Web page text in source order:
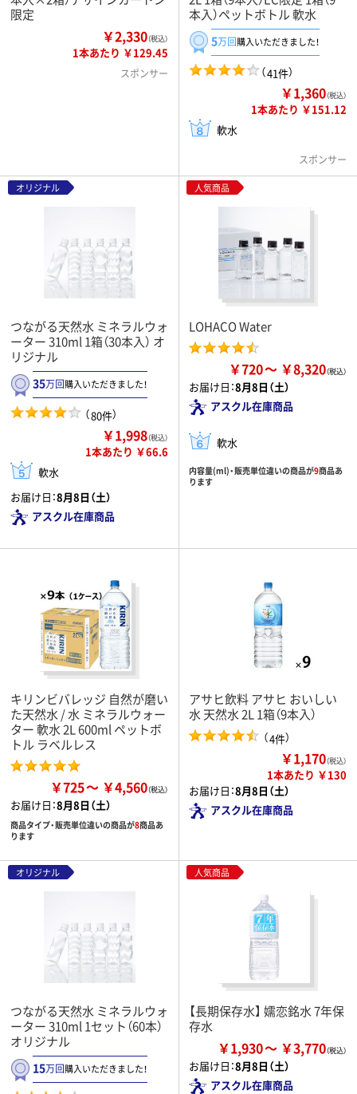
限定
￥2,330（税込）
1本あたり ￥129.45
スポンサー
本入）ペットボトル 軟水
5万回購入いただきました！
（41件）
￥1,360（税込）
1本あたり ￥151.12
軟水
スポンサー
オリジナル
つながる天然水 ミネラルウォ
ーター 310ml 1箱（30本入） オ
リジナル
35万回購入いただきました！
（80件）
￥1,998（税込）
1本あたり ￥66.6
軟水
お届け日：8月8日（土）
アスクル在庫商品
人気商品
LOHACO Water
￥720 ￥8,320
お届け日：8月8日（土）
アスクル在庫商品
軟水
内容量(ml)・販売単位違いの商品が9商品あ
ります
キリンビバレッジ 自然が磨い
た天然水 / 水 ミネラルウォー
ター 軟水 2L 600ml ペットボ
トル ラベルレス
￥725 ￥4,560
お届け日：8月8日（土）
商品タイプ・販売単位違いの商品が8商品あ
ります
アサヒ飲料 アサヒ おいしい
水 天然水 2L 1箱（9本入）
（4件）
￥1,170（税込）
1本あたり ￥130
お届け日：8月8日（土）
アスクル在庫商品
オリジナル
つながる天然水 ミネラルウォ
ーター 310ml 1セット（60本）
オリジナル
15万回購入いただきました！
人気商品
【長期保存水】 嬬恋銘水 7年保
存水
￥1,930 ￥3,770
お届け日：8月8日（土）
アスクル在庫商品